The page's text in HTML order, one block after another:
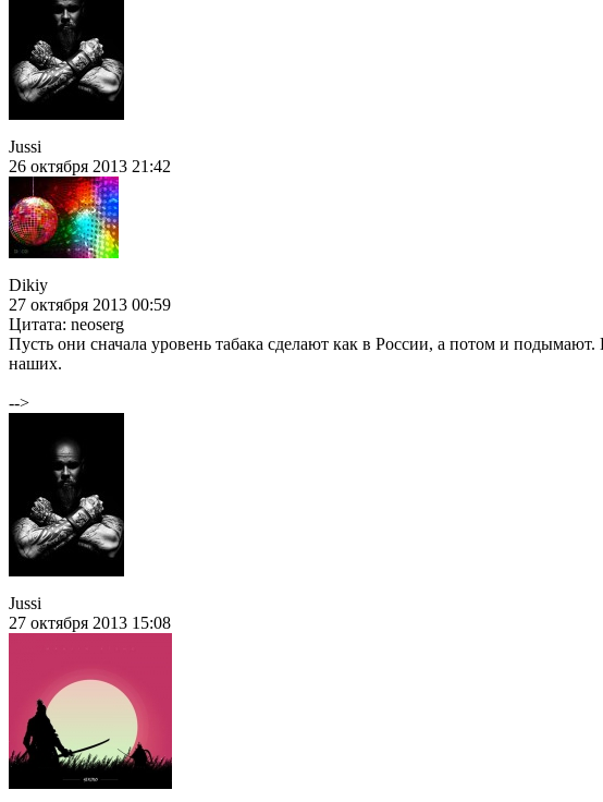
Jussi
26 октября 2013 21:42
Dikiy
27 октября 2013 00:59
Цитата: neoserg
Пусть они сначала уровень табака сделают как в России, а потом и
наших.
-->
Jussi
27 октября 2013 15:08